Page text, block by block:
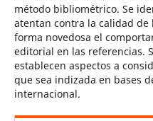
método bibliométrico. Se
atentan contra la calidad de
forma novedosa el
editorial en las referencias.
establecen aspectos a
que sea indizada en bases
internacional.